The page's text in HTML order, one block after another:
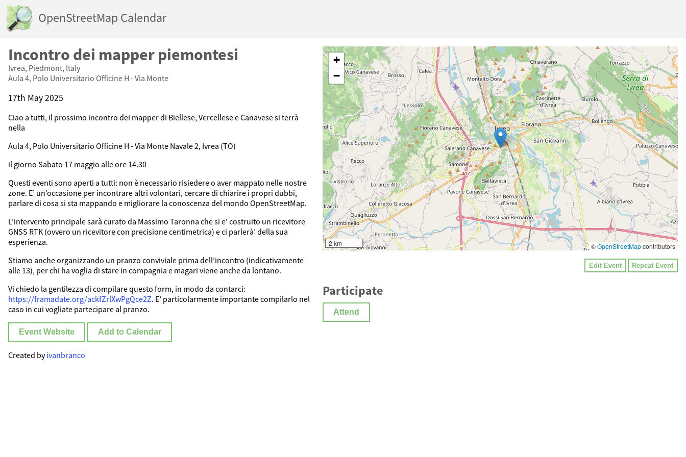
OpenStreetMap Calendar
Incontro dei mapper piemontesi
Ivrea, Piedmont, Italy
Aula 4, Polo Universitario Officine H - Via Monte
17th May 2025
Ciao a tutti, il prossimo incontro dei mapper di Biellese, Vercellese e Canavese si terrà
nella
Aula 4, Polo Universitario Officine H - Via Monte Navale 2, Ivrea (TO)
il giorno Sabato 17 maggio alle ore 14.30
Questi eventi sono aperti a tutti: non è necessario risiedere o aver mappato nelle nostre
zone. E’ un’occasione per incontrare altri volontari, cercare di chiarire i propri dubbi,
parlare di cosa si sta mappando e migliorare la conoscenza del mondo OpenStreetMap.
L’intervento principale sarà curato da Massimo Taronna che si e’ costruito un ricevitore
GNSS RTK (ovvero un ricevitore con precisione centimetrica) e ci parlerà’ della sua
esperienza.
Stiamo anche organizzando un pranzo conviviale prima dell’incontro (indicativamente
alle 13), per chi ha voglia di stare in compagnia e magari viene anche da lontano.
Vi chiedo la gentilezza di compilare questo form, in modo da contarci:
https://framadate.org/ackfZrlXwPgQce2Z. E’ particolarmente importante compilarlo nel
caso in cui vogliate partecipare al pranzo.
Event Website Add to Calendar
+
−
2 km ©OpenStreetMapcontributors
Edit Event Repeat Event
Participate
Attend
Created byivanbranco